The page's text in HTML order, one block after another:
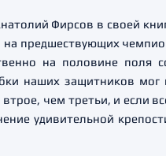
Фирсов в своей
на предшествующих
на половине поля
наших защитников мог
чем третьи, и если
удивительной